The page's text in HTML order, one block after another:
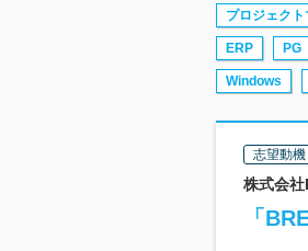
プロジェク
ERP PG
Windows
志望動
株式会
「